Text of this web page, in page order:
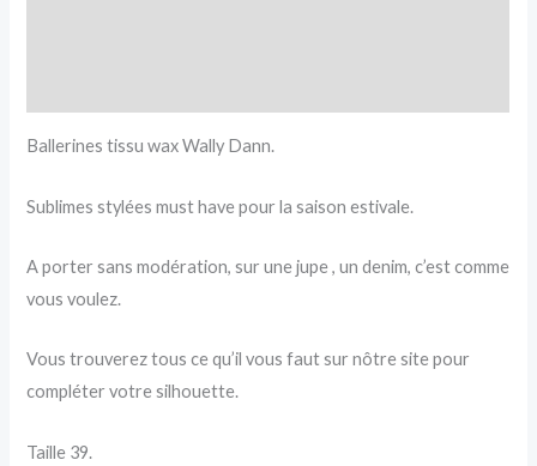
Ballerines tissu wax Wally Dann.
Sublimes stylées must have pour la saison estivale.
A porter sans modération, sur une jupe , un denim, c’est comme
vous voulez.
Vous trouverez tous ce qu’il vous faut sur nôtre site pour
compléter votre silhouette.
Taille 39.